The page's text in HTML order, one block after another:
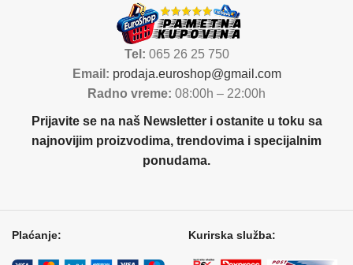
Tel: 065 26 25 750
Email: prodaja.euroshop@gmail.com
Radno vreme: 08:00h – 22:00h
Prijavite se na naš Newsletter i ostanite u toku sa
najnovijim proizvodima, trendovima i specijalnim
ponudama.
Plaćanje: Kurirska služba: